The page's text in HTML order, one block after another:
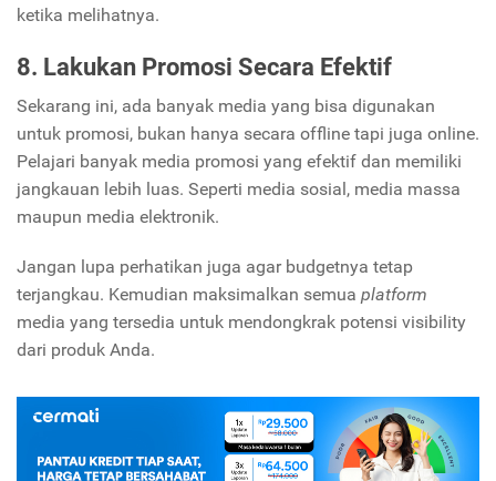
ketika melihatnya.
8. Lakukan Promosi Secara Efektif
Sekarang ini, ada banyak media yang bisa digunakan
untuk promosi, bukan hanya secara offline tapi juga online.
Pelajari banyak media promosi yang efektif dan memiliki
jangkauan lebih luas. Seperti media sosial, media massa
maupun media elektronik.
Jangan lupa perhatikan juga agar budgetnya tetap
terjangkau. Kemudian maksimalkan semua platform
media yang tersedia untuk mendongkrak potensi visibility
dari produk Anda.